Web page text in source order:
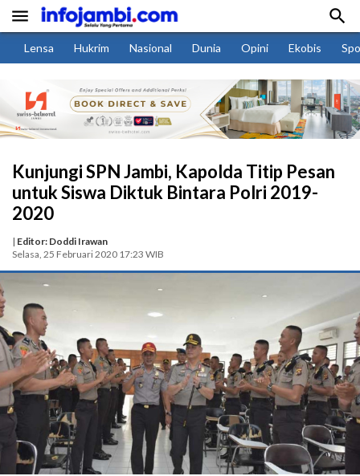
 
Lensa Hukrim Nasional Dunia Opini Ekobis
Kunjungi SPN Jambi, Kapolda Titip Pesan
untuk Siswa Diktuk Bintara Polri 2019-
2020
| Editor: Doddi Irawan
Selasa, 25 Februari 2020 17:23 WIB